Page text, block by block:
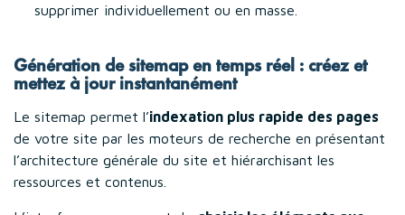
supprimer individuellement ou en masse.
Génération de sitemap en temps réel : créez et
mettez à jour instantanément
Le sitemap permet l’indexation plus rapide des pages
de votre site par les moteurs de recherche en présentant
l’architecture générale du site et hiérarchisant les
ressources et contenus.